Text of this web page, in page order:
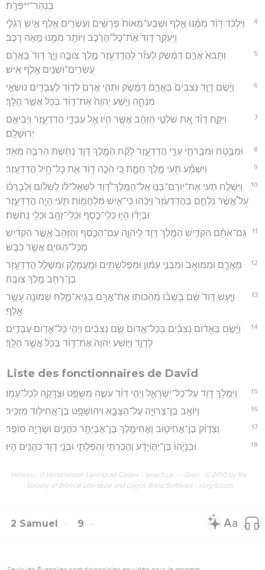
בִּֽנְהַר־**פְּרָֽת׃
4
וַיִּלְכֹּ֨ד דָּוִ֜ד מִמֶּ֗נּוּ אֶ֤לֶף וּשְׁבַע־מֵאוֹת֙ פָּרָשִׁ֔ים וְעֶשְׂרִ֥ים אֶ֖לֶף אִ֣ישׁ רַגְלִ֑י
וַיְעַקֵּ֤ר דָּוִד֙ אֶת־כָּל־הָרֶ֔כֶב וַיּוֹתֵ֥ר מִמֶּ֖נּוּ מֵ֥אָה רָֽכֶב׃
5
וַתָּבֹא֙ אֲרַ֣ם דַּמֶּ֔שֶׂק לַעְזֹ֕ר לַהֲדַדְעֶ֖זֶר מֶ֣לֶךְ צוֹבָ֑ה וַיַּ֤ךְ דָּוִד֙ בַּֽאֲרָ֔ם
עֶשְׂרִֽים־וּשְׁנַ֥יִם אֶ֖לֶף אִֽישׁ׃
6
וַיָּ֨שֶׂם דָּוִ֤ד נְצִבִים֙ בַּאֲרַ֣ם דַּמֶּ֔שֶׂק וַתְּהִ֤י אֲרָם֙ לְדָוִ֔ד לַעֲבָדִ֖ים נוֹשְׂאֵ֣י
מִנְחָ֑ה וַיֹּ֤שַׁע יְהוָה֙ אֶת־דָּוִ֔ד בְּכֹ֖ל אֲשֶׁ֥ר הָלָֽךְ׃
7
וַיִּקַּ֣ח דָּוִ֗ד אֵ֚ת שִׁלְטֵ֣י הַזָּהָ֔ב אֲשֶׁ֣ר הָי֔וּ אֶ֖ל עַבְדֵ֣י הֲדַדְעָ֑זֶר וַיְבִיאֵ֖ם
יְרוּשָׁלִָֽם׃
8 וּמִבֶּ֥טַח וּמִבֵּֽרֹתַ֖י עָרֵ֣י הֲדַדְעָ֑זֶר לָקַ֞ח הַמֶּ֧לֶךְ דָּוִ֛ד נְחֹ֖שֶׁת הַרְבֵּ֥ה מְאֹֽד׃
9 וַיִּשְׁמַ֕ע תֹּ֖עִי מֶ֣לֶךְ חֲמָ֑ת כִּ֚י הִכָּ֣ה דָוִ֔ד אֵ֖ת כָּל־חֵ֥יל הֲדַדְעָֽזֶר׃
10
וַיִּשְׁלַ֣ח תֹּ֣עִי אֶת־יֽוֹרָם־בְּנ֣וֹ אֶל־הַמֶּֽלֶךְ־דָּ֠וִד לִשְׁאָל־ל֨וֹ לְשָׁל֜וֹם וּֽלְבָרֲכ֗וֹ
עַל֩ אֲשֶׁ֨ר נִלְחַ֤ם בַּהֲדַדְעֶ֙זֶר֙ וַיַּכֵּ֔הוּ כִּי־אִ֛ישׁ מִלְחֲמ֥וֹת תֹּ֖עִי הָיָ֣ה הֲדַדְעָ֑זֶר
וּבְיָד֗וֹ הָי֛וּ כְּלֵֽי־כֶ֥סֶף וּכְלֵֽי־זָהָ֖ב וּכְלֵ֥י נְחֹֽשֶׁת׃
11
גַּם־אֹתָ֕ם הִקְדִּ֛ישׁ הַמֶּ֥לֶךְ דָּוִ֖ד לַֽיהוָ֑ה עִם־הַכֶּ֤סֶף וְהַזָּהָב֙ אֲשֶׁ֣ר הִקְדִּ֔ישׁ
מִכָּל־הַגּוֹיִ֖ם אֲשֶׁ֥ר כִּבֵּֽשׁ׃
12
מֵאֲרָ֤ם וּמִמּוֹאָב֙ וּמִבְּנֵ֣י עַמּ֔וֹן וּמִפְּלִשְׁתִּ֖ים וּמֵֽעֲמָלֵ֑ק וּמִשְּׁלַ֛ל הֲדַדְעֶ֥זֶר
בֶּן־רְחֹ֖ב מֶ֥לֶךְ צוֹבָֽה׃
13
וַיַּ֤עַשׂ דָּוִד֙ שֵׁ֔ם בְּשֻׁב֕וֹ מֵהַכּוֹת֥וֹ אֶת־אֲרָ֖ם בְּגֵיא־מֶ֑לַח שְׁמוֹנָ֥ה עָשָׂ֖ר
אָֽלֶף׃
14
וַיָּ֨שֶׂם בֶּאֱד֜וֹם נְצִבִ֗ים בְּכָל־אֱדוֹם֙ שָׂ֣ם נְצִבִ֔ים וַיְהִ֥י כָל־אֱד֖וֹם עֲבָדִ֣ים
לְדָוִ֑ד וַיּ֤וֹשַׁע יְהוָה֙ אֶת־דָּוִ֔ד בְּכֹ֖ל אֲשֶׁ֥ר הָלָֽךְ׃
Liste des fonctionnaires de David
15 וַיִּמְלֹ֥ךְ דָּוִ֖ד עַל־כָּל־יִשְׂרָאֵ֑ל וַיְהִ֣י דָוִ֗ד עֹשֶׂ֛ה מִשְׁפָּ֥ט וּצְדָקָ֖ה לְכָל־עַמּֽוֹ׃
16 וְיוֹאָ֥ב בֶּן־צְרוּיָ֖ה עַל־הַצָּבָ֑א וִיהוֹשָׁפָ֥ט בֶּן־אֲחִיל֖וּד מַזְכִּֽיר׃
17 וְצָד֧וֹק בֶּן־אֲחִיט֛וּב וַאֲחִימֶ֥לֶךְ בֶּן־אֶבְיָתָ֖ר כֹּהֲנִ֑ים וּשְׂרָיָ֖ה סוֹפֵֽר׃
18 וּבְנָיָ֙הוּ֙ בֶּן־יְה֣וֹיָדָ֔ע וְהַכְּרֵתִ֖י וְהַפְּלֵתִ֑י וּבְנֵ֥י דָוִ֖ד כֹּהֲנִ֥ים הָיֽוּ׃
Hébreu : © Westminster Leningrad Codex - tanach.us --- Grec : © 2010 by the
Society of Biblical Literature and Logos Bible Software - sblgnt.com
2 Samuel 9